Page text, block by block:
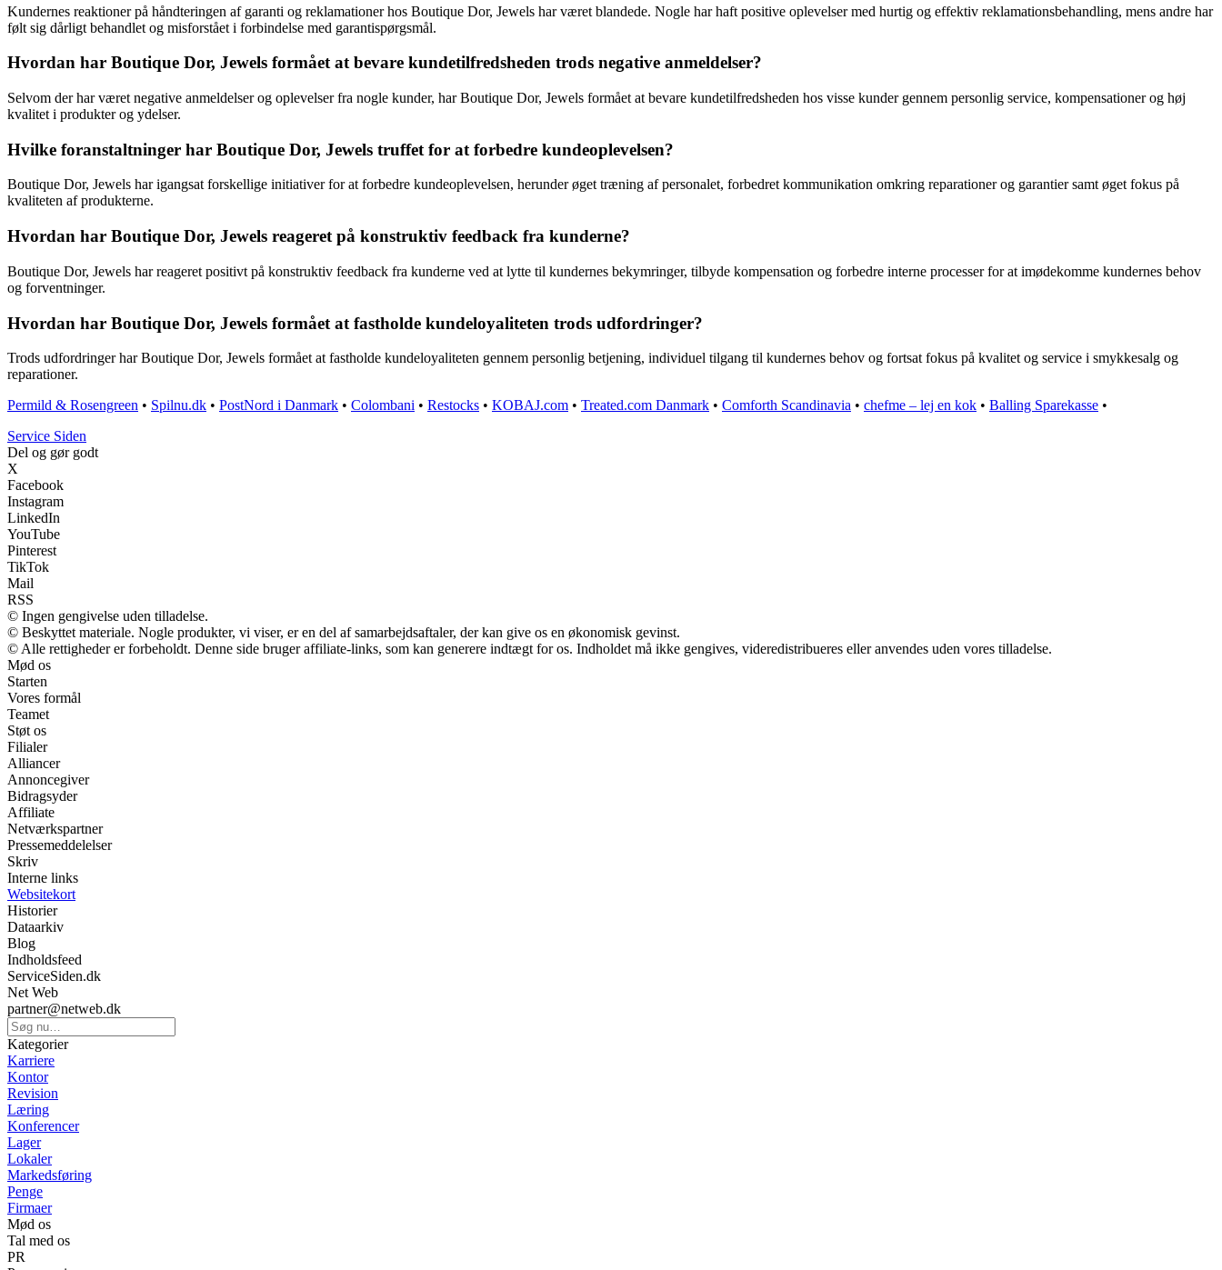
Kundernes reaktioner på håndteringen af garanti og reklamationer hos Boutique Dor, Jewels har været blandede. Nogle har haft positive oplevelser med hurtig og effektiv reklamationsbehandling, mens andre har
følt sig dårligt behandlet og misforstået i forbindelse med garantispørgsmål.
Hvordan har Boutique Dor, Jewels formået at bevare kundetilfredsheden trods negative anmeldelser?
Selvom der har været negative anmeldelser og oplevelser fra nogle kunder, har Boutique Dor, Jewels formået at bevare kundetilfredsheden hos visse kunder gennem personlig service, kompensationer og høj
kvalitet i produkter og ydelser.
Hvilke foranstaltninger har Boutique Dor, Jewels truffet for at forbedre kundeoplevelsen?
Boutique Dor, Jewels har igangsat forskellige initiativer for at forbedre kundeoplevelsen, herunder øget træning af personalet, forbedret kommunikation omkring reparationer og garantier samt øget fokus på
kvaliteten af produkterne.
Hvordan har Boutique Dor, Jewels reageret på konstruktiv feedback fra kunderne?
Boutique Dor, Jewels har reageret positivt på konstruktiv feedback fra kunderne ved at lytte til kundernes bekymringer, tilbyde kompensation og forbedre interne processer for at imødekomme kundernes behov
og forventninger.
Hvordan har Boutique Dor, Jewels formået at fastholde kundeloyaliteten trods udfordringer?
Trods udfordringer har Boutique Dor, Jewels formået at fastholde kundeloyaliteten gennem personlig betjening, individuel tilgang til kundernes behov og fortsat fokus på kvalitet og service i smykkesalg og
reparationer.
Permild & Rosengreen • Spilnu.dk • PostNord i Danmark • Colombani • Restocks • KOBAJ.com • Treated.com Danmark • Comforth Scandinavia • chefme – lej en kok • Balling Sparekasse •
Service Siden
Del og gør godt
X
Facebook
Instagram
LinkedIn
YouTube
Pinterest
TikTok
Mail
RSS
© Ingen gengivelse uden tilladelse.
© Beskyttet materiale. Nogle produkter, vi viser, er en del af samarbejdsaftaler, der kan give os en økonomisk gevinst.
© Alle rettigheder er forbeholdt. Denne side bruger affiliate-links, som kan generere indtægt for os. Indholdet må ikke gengives, videredistribueres eller anvendes uden vores tilladelse.
Mød os
Starten
Vores formål
Teamet
Støt os
Filialer
Alliancer
Annoncegiver
Bidragsyder
Affiliate
Netværkspartner
Pressemeddelelser
Skriv
Interne links
Websitekort
Historier
Dataarkiv
Blog
Indholdsfeed
ServiceSiden.dk
Net Web
partner@netweb.dk
Kategorier
Karriere
Kontor
Revision
Læring
Konferencer
Lager
Lokaler
Markedsføring
Penge
Firmaer
Mød os
Tal med os
PR